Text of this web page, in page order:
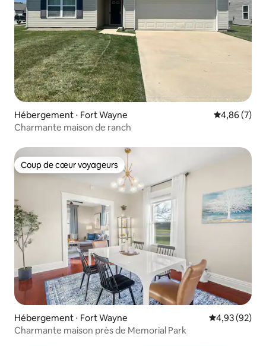
Hébergement ⋅ Fort Wayne Évaluation
4,86 (7)
Charmante maison de ranch
Coup de cœur voyageurs
Coup de cœur voyageurs
Hébergement ⋅ Fort Wayne Évaluation
4,93 (92)
Charmante maison près de Memorial Park